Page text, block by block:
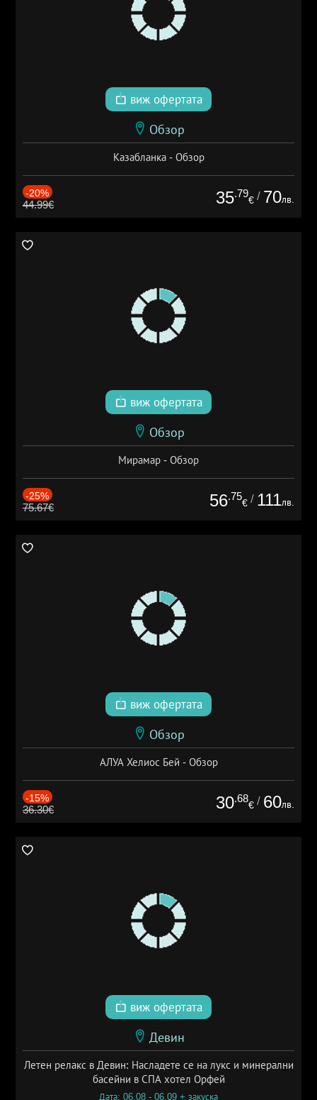
виж офертата
Обзор
Казабланка - Обзор
-20%
44.99€ 35.79
€ / 70лв.
виж офертата
Обзор
Мирамар - Обзор
-25%
75.67€ 56.75
€ / 111лв.
виж офертата
Обзор
АЛУА Хелиос Бей - Обзор
-15%
36.30€ 30.68
€ / 60лв.
виж офертата
Девин
Летен релакс в Девин: Насладете се на лукс и минерални
басейни в СПА хотел Орфей
Дата: 06.08 - 06.09 + закуска